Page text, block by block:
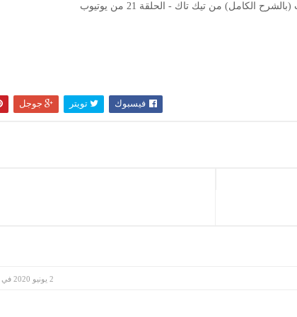
الكامل) من تيك تاك - الحلقة 21 من يوتيوب
فيسبوك تويتر جوجل
2 يونيو 2020 في 11:18 م